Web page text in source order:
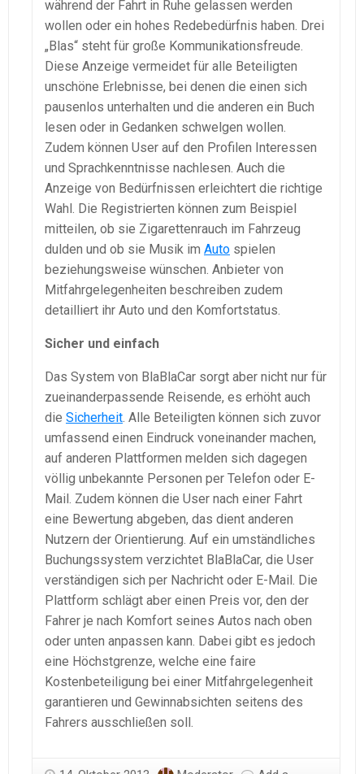
während der Fahrt in Ruhe gelassen werden
wollen oder ein hohes Redebedürfnis haben. Drei
„Blas“ steht für große Kommunikationsfreude.
Diese Anzeige vermeidet für alle Beteiligten
unschöne Erlebnisse, bei denen die einen sich
pausenlos unterhalten und die anderen ein Buch
lesen oder in Gedanken schwelgen wollen.
Zudem können User auf den Profilen Interessen
und Sprachkenntnisse nachlesen. Auch die
Anzeige von Bedürfnissen erleichtert die richtige
Wahl. Die Registrierten können zum Beispiel
mitteilen, ob sie Zigarettenrauch im Fahrzeug
dulden und ob sie Musik im Auto spielen
beziehungsweise wünschen. Anbieter von
Mitfahrgelegenheiten beschreiben zudem
detailliert ihr Auto und den Komfortstatus.
Sicher und einfach
Das System von BlaBlaCar sorgt aber nicht nur für
zueinanderpassende Reisende, es erhöht auch
die Sicherheit. Alle Beteiligten können sich zuvor
umfassend einen Eindruck voneinander machen,
auf anderen Plattformen melden sich dagegen
völlig unbekannte Personen per Telefon oder E-
Mail. Zudem können die User nach einer Fahrt
eine Bewertung abgeben, das dient anderen
Nutzern der Orientierung. Auf ein umständliches
Buchungssystem verzichtet BlaBlaCar, die User
verständigen sich per Nachricht oder E-Mail. Die
Plattform schlägt aber einen Preis vor, den der
Fahrer je nach Komfort seines Autos nach oben
oder unten anpassen kann. Dabei gibt es jedoch
eine Höchstgrenze, welche eine faire
Kostenbeteiligung bei einer Mitfahrgelegenheit
garantieren und Gewinnabsichten seitens des
Fahrers ausschließen soll.